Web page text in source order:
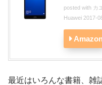
posted with カ
Huawei 2017-
最近はいろんな書籍、雑